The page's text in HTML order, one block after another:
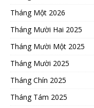
Tháng Một 2026
Tháng Mười Hai 2025
Tháng Mười Một 2025
Tháng Mười 2025
Tháng Chín 2025
Tháng Tám 2025